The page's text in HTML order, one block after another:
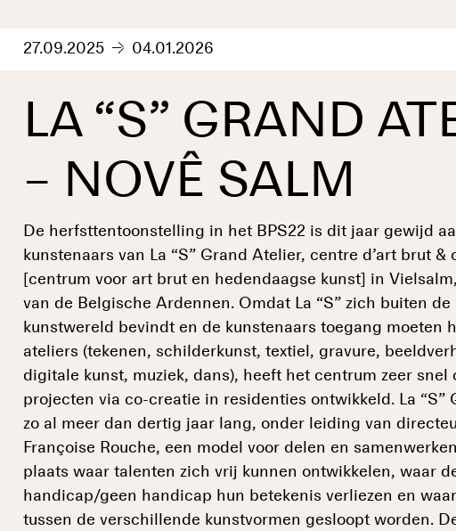
27.09.2025 04.01.2026
LA “S” GRAND
– NOVÊ SALM
De herfsttentoonstelling in het BPS22 is dit jaar gewijd
kunstenaars van La “S” Grand Atelier, centre d’art brut &
[centrum voor art brut en hedendaagse kunst] in
van de Belgische Ardennen. Omdat La “S” zich buiten de
kunstwereld bevindt en de kunstenaars toegang moeten
ateliers (tekenen, schilderkunst, textiel, gravure,
digitale kunst, muziek, dans), heeft het centrum zeer snel
projecten via co-creatie in residenties ontwikkeld. La “S”
zo al meer dan dertig jaar lang, onder leiding van
Françoise Rouche, een model voor delen en
plaats waar talenten zich vrij kunnen ontwikkelen, waar
handicap/geen handicap hun betekenis verliezen en
tussen de verschillende kunstvormen gesloopt worden.